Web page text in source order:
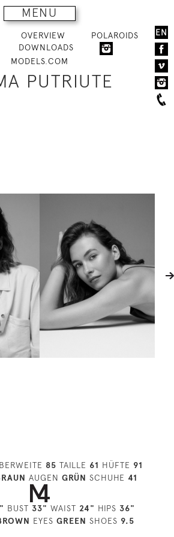
MENU
EN
OVERVIEW
POLAROIDS
DOWNLOADS
MODELS.COM
PUTRIUTE
85 TAILLE 61 HÜFTE 91
AUGEN GRÜN SCHUHE 41
BUST 33" WAIST 24" HIPS 36"
EYES GREEN SHOES 9.5